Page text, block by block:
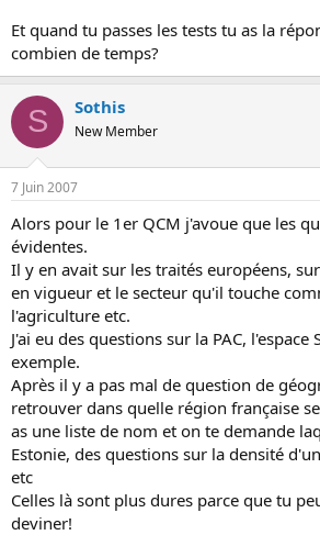
Et quand tu passes les tests tu as la
combien de temps?
S Sothis
New Member
7 Juin 2007
Alors pour le 1er QCM j'avoue que les
évidentes.
Il y en avait sur les traités européens,
en vigueur et le secteur qu'il touche
l'agriculture etc.
J'ai eu des questions sur la PAC, l'espace
exemple.
Après il y a pas mal de question de
retrouver dans quelle région française
as une liste de nom et on te demande
Estonie, des questions sur la densité
etc
Celles là sont plus dures parce que tu
deviner!